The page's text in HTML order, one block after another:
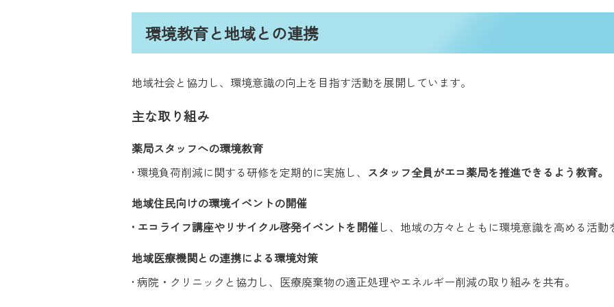
環境教育と地域との連携
地域社会と協力し、環境意識の向上を目指す活動を展開しています。
主な取り組み
薬局スタッフへの環境教育
• 環境負荷削減に関する研修を定期的に実施し、 スタッフ全員がエコ薬局を推進できるよう教育。
地域住民向けの環境イベントの開催
• エコライフ講座やリサイクル啓発イベントを開催し、地域の方々とともに環境意識を高める活動
地域医療機関との連携による環境対策
• 病院・クリニックと協力し、医療廃棄物の適正処理やエネルギー削減の取り組みを共有。